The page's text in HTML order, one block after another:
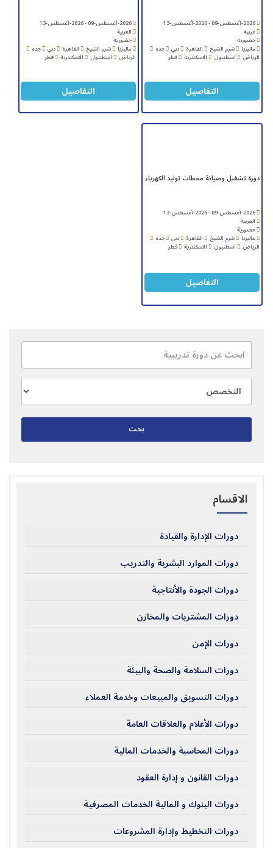
بحث
الاقسام
دورات الإدارة والقيادة
دورات الموارد البشرية والتدريب
دورات الجودة والأنتاجية
دورات المشتريات والمخازن
دورات الإمن
دورات السلامة والصحة والبيئة
دورات التسويق والمبيعات وخدمة العملاء
دورات الأعلام والعلاقات العامة
دورات المحاسبة والخدمات المالية
دورات القانون و إدارة العقود
دورات البنوك و المالية الخدمات المصرفية
دورات التخطيط وإدارة المشروعات
2026-أغسطس-09 - 2026-أغسطس-13
عربيه
حضورية
ماليزيا شرم الشيخ القاهرة دبي جده
الرياض اسطنبول الاسكندرية قطر
التفاصيل
2026-أغسطس-09 - 2026-أغسطس-13
العربية
حضورية
ماليزيا شرم الشيخ القاهرة دبي جده
الرياض اسطنبول الاسكندرية قطر
التفاصيل
دورة تشغيل وصيانة محطات توليد الكهرباء
2026-أغسطس-09 - 2026-أغسطس-13
العربية
حضورية
ماليزيا شرم الشيخ القاهرة دبي جده
الرياض اسطنبول الاسكندرية قطر
التفاصيل